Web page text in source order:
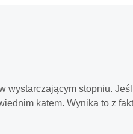
stopniu.
katem. Wynika to z